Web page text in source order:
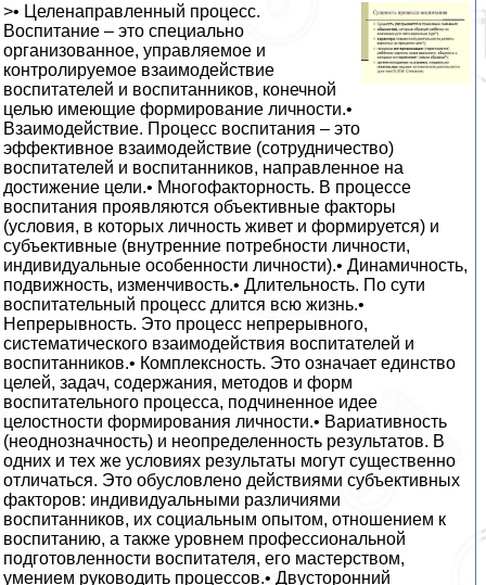
>• Целенаправленный процесс.
Воспитание – это специально
организованное, управляемое и
контролируемое взаимодействие
воспитателей и воспитанников, конечной
целью имеющие формирование личности.•
Взаимодействие. Процесс воспитания – это
эффективное взаимодействие (сотрудничество)
воспитателей и воспитанников, направленное на
достижение цели.• Многофакторность. В процессе
воспитания проявляются объективные факторы
(условия, в которых личность живет и формируется) и
субъективные (внутренние потребности личности,
индивидуальные особенности личности).• Динамичность,
подвижность, изменчивость.• Длительность. По сути
воспитательный процесс длится всю жизнь.•
Непрерывность. Это процесс непрерывного,
систематического взаимодействия воспитателей и
воспитанников.• Комплексность. Это означает единство
целей, задач, содержания, методов и форм
воспитательного процесса, подчиненное идее
целостности формирования личности.• Вариативность
(неоднозначность) и неопределенность результатов. В
одних и тех же условиях результаты могут существенно
отличаться. Это обусловлено действиями субъективных
факторов: индивидуальными различиями
воспитанников, их социальным опытом, отношением к
воспитанию, а также уровнем профессиональной
подготовленности воспитателя, его мастерством,
умением руководить процессов.• Двусторонний